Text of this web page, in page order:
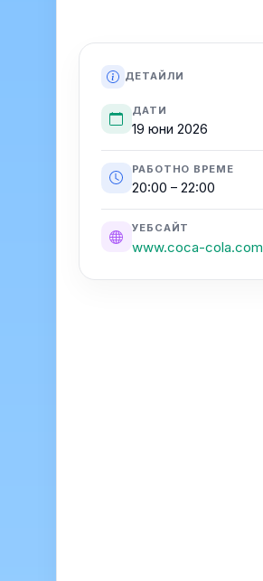
ДЕТАЙЛИ
ДАТИ
19 юни 2026
РАБОТНО ВРЕМЕ
20:00 – 22:00
УЕБСАЙТ
www.coca-cola.com